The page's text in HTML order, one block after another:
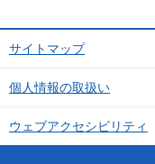
サイトマップ
個人情報の取扱い
ウェブアクセシビリティ